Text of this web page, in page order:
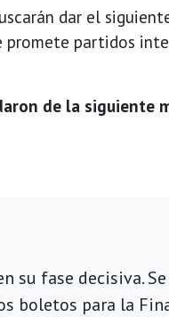
dar el
promete partidos
de la siguiente
su fase decisiva.
boletos para la